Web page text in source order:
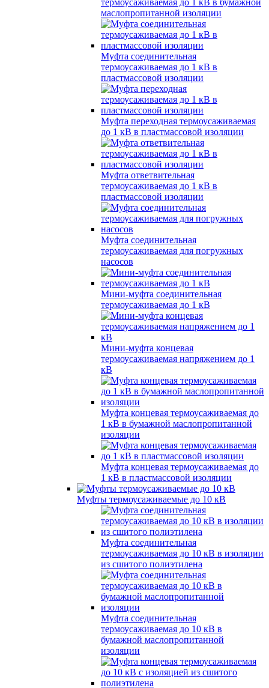
термоусаживаемая до 1 кВ в бумажной
маслопропитанной изоляции
Муфта соединительная
термоусаживаемая до 1 кВ в
пластмассовой изоляции
Муфта переходная термоусаживаемая
до 1 кВ в пластмассовой изоляции
Муфта ответвительная
термоусаживаемая до 1 кВ в
пластмассовой изоляции
Муфта соединительная
термоусаживаемая для погружных
насосов
Мини-муфта соединительная
термоусаживаемая до 1 кВ
Мини-муфта концевая
термоусаживаемая напряжением до 1
кВ
Муфта концевая термоусаживаемая до
1 кВ в бумажной маслопропитанной
изоляции
Муфта концевая термоусаживаемая до
1 кВ в пластмассовой изоляции
Муфты термоусаживаемые до 10 кВ
Муфта соединительная
термоусаживаемая до 10 кВ в изоляции
из сшитого полиэтилена
Муфта соединительная
термоусаживаемая до 10 кВ в
бумажной маслопропитанной
изоляции